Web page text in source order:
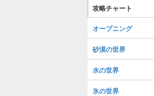
攻略チャート
オープニング
砂漠の世界
水の世界
氷の世界